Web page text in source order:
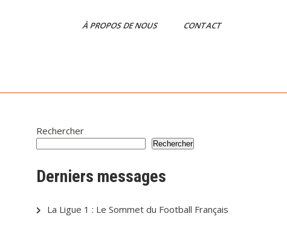
À PROPOS DE NOUS CONTACT
Rechercher
Rechercher
Derniers messages
La Ligue 1 : Le Sommet du Football Français